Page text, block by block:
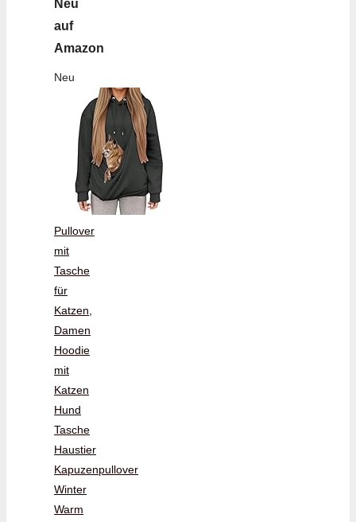
Neu
auf
Amazon
Neu
Pullover
mit
Tasche
für
Katzen,
Damen
Hoodie
mit
Katzen
Hund
Tasche
Haustier
Kapuzenpullover
Winter
Warm